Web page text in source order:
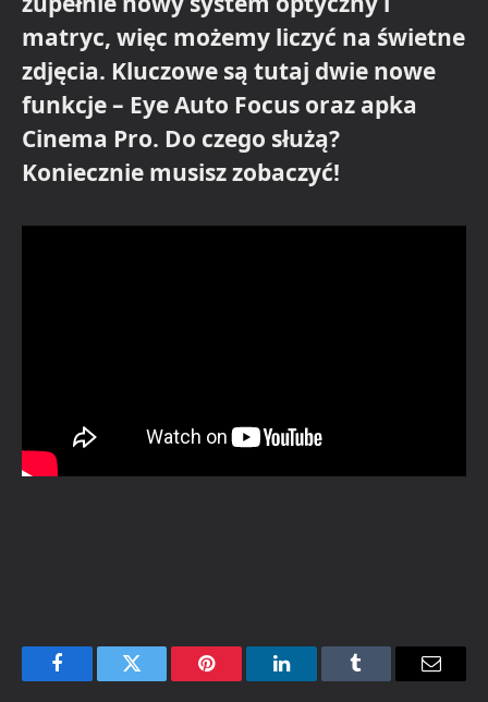
matryc, więc możemy liczyć na świetne
zdjęcia. Kluczowe są tutaj dwie nowe
funkcje – Eye Auto Focus oraz apka
Cinema Pro. Do czego służą?
Koniecznie musisz zobaczyć!
FacebookTwitter Pinterest LinkedInTumblr Email